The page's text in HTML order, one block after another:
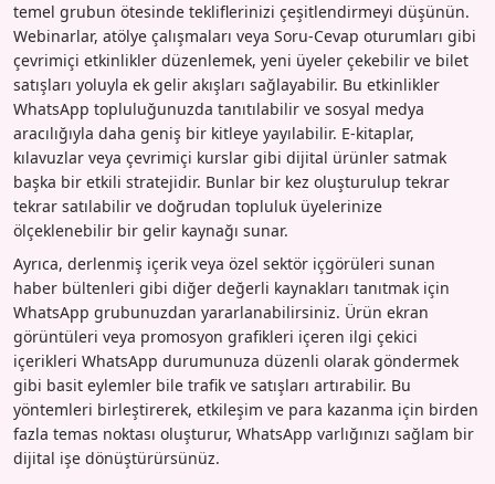
temel grubun ötesinde tekliflerinizi çeşitlendirmeyi düşünün.
Webinarlar, atölye çalışmaları veya Soru-Cevap oturumları gibi
çevrimiçi etkinlikler düzenlemek, yeni üyeler çekebilir ve bilet
satışları yoluyla ek gelir akışları sağlayabilir. Bu etkinlikler
WhatsApp topluluğunuzda tanıtılabilir ve sosyal medya
aracılığıyla daha geniş bir kitleye yayılabilir. E-kitaplar,
kılavuzlar veya çevrimiçi kurslar gibi dijital ürünler satmak
başka bir etkili stratejidir. Bunlar bir kez oluşturulup tekrar
tekrar satılabilir ve doğrudan topluluk üyelerinize
ölçeklenebilir bir gelir kaynağı sunar.
Ayrıca, derlenmiş içerik veya özel sektör içgörüleri sunan
haber bültenleri gibi diğer değerli kaynakları tanıtmak için
WhatsApp grubunuzdan yararlanabilirsiniz. Ürün ekran
görüntüleri veya promosyon grafikleri içeren ilgi çekici
içerikleri WhatsApp durumunuza düzenli olarak göndermek
gibi basit eylemler bile trafik ve satışları artırabilir. Bu
yöntemleri birleştirerek, etkileşim ve para kazanma için birden
fazla temas noktası oluşturur, WhatsApp varlığınızı sağlam bir
dijital işe dönüştürürsünüz.